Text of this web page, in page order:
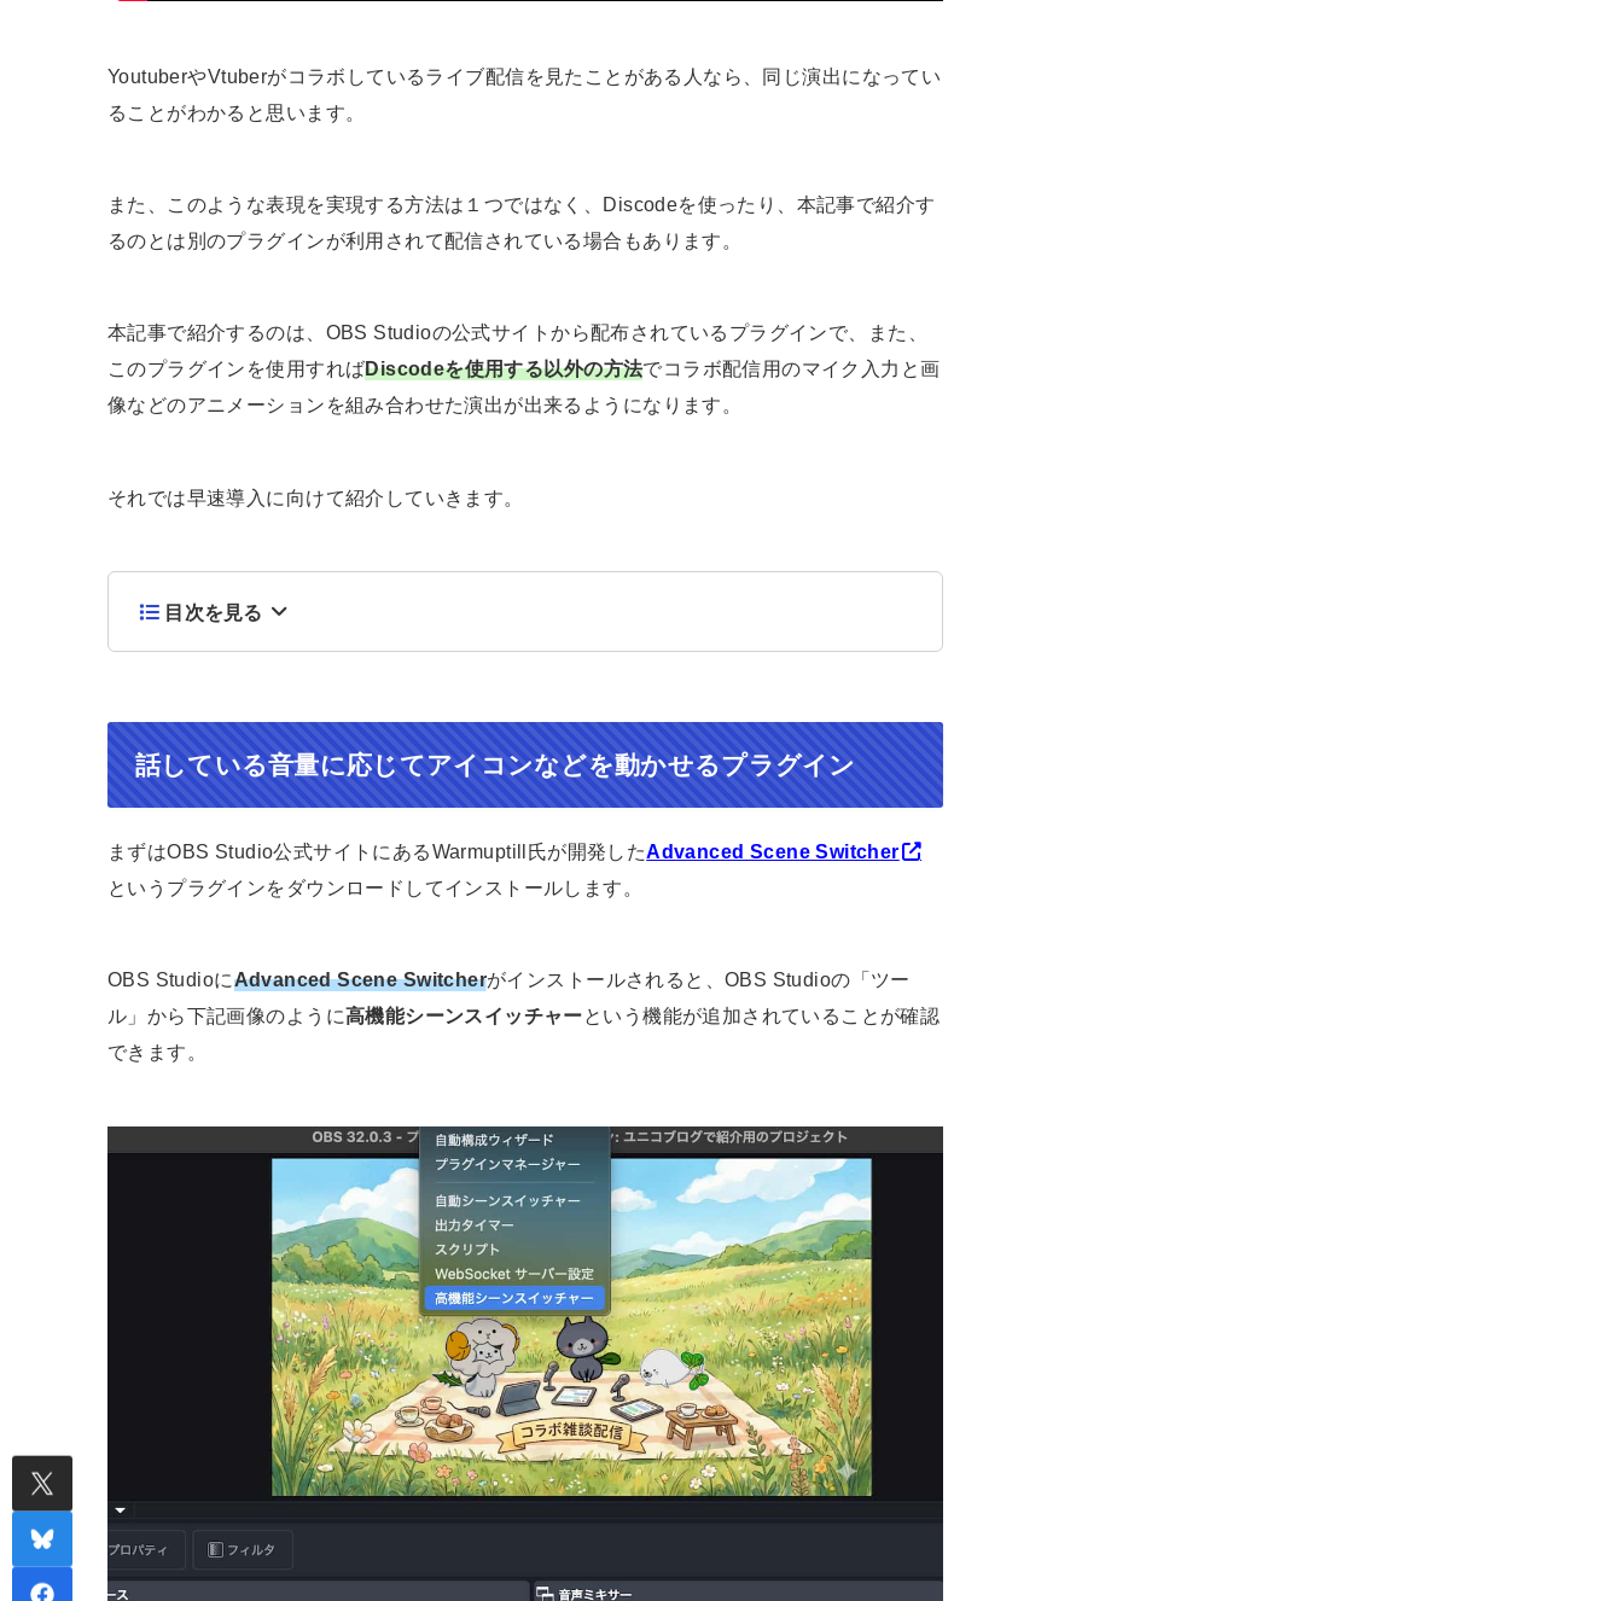
YoutuberやVtuberがコラボしているライブ配信を見たことがある人なら、同じ演出になってい
ることがわかると思います。
また、このような表現を実現する方法は１つではなく、Discodeを使ったり、本記事で紹介す
るのとは別のプラグインが利用されて配信されている場合もあります。
本記事で紹介するのは、OBS Studioの公式サイトから配布されているプラグインで、また、
このプラグインを使用すればDiscodeを使用する以外の方法でコラボ配信用のマイク入力と画
像などのアニメーションを組み合わせた演出が出来るようになります。
それでは早速導入に向けて紹介していきます。
目次を見る
話している音量に応じてアイコンなどを動かせるプラグイン
まずはOBS Studio公式サイトにあるWarmuptill氏が開発したAdvanced Scene Switcher
というプラグインをダウンロードしてインストールします。
OBS StudioにAdvanced Scene Switcherがインストールされると、OBS Studioの「ツー
ル」から下記画像のように高機能シーンスイッチャーという機能が追加されていることが確認
できます。